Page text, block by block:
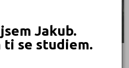
Jakub.
ti se studiem.